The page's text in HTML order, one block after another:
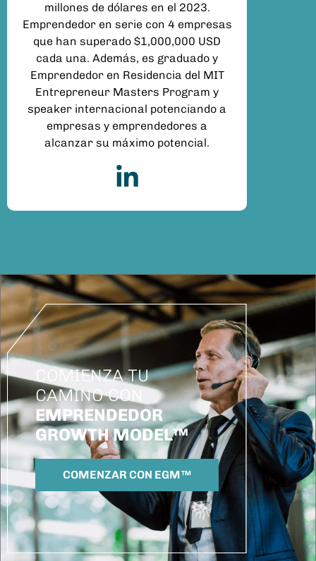
millones de dólares en el 2023.
Emprendedor en serie con 4 empresas
que han superado $1,000,000 USD
cada una. Además, es graduado y
Emprendedor en Residencia del MIT
Entrepreneur Masters Program y
speaker internacional potenciando a
empresas y emprendedores a
alcanzar su máximo potencial.
COMIENZA TU
CAMINO CON
EMPRENDEDOR
GROWTH MODEL™
COMENZAR CON EGM™